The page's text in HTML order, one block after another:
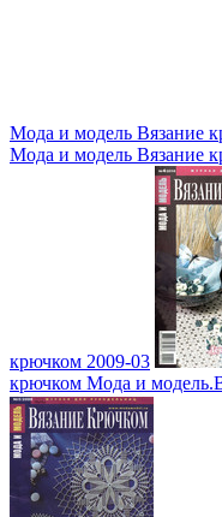
Мода и модель Вязание
Мода и модель Вязание
крючком 2009-03
крючком Мода и